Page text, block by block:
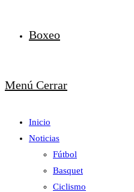
Boxeo
Menú Cerrar
Inicio
Noticias
Fútbol
Basquet
Ciclismo